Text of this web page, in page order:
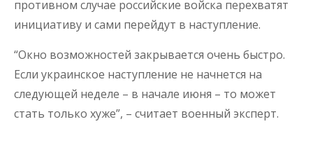
противном случае российские войска перехватят
инициативу и сами перейдут в наступление.
“Окно возможностей закрывается очень быстро.
Если украинское наступление не начнется на
следующей неделе – в начале июня – то может
стать только хуже”, – считает военный эксперт.